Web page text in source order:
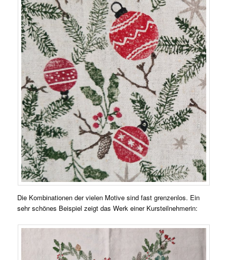
Die Kombinationen der vielen Motive sind fast grenzenlos. Ein
sehr schönes Beispiel zeigt das Werk einer Kursteilnehmerin: